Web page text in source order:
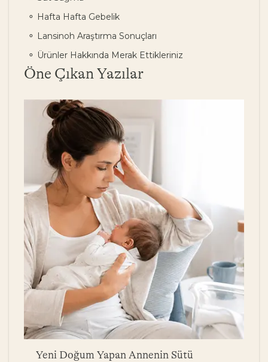
Hafta Hafta Gebelik
Lansinoh Araştırma Sonuçları
Ürünler Hakkında Merak Ettikleriniz
Öne Çıkan Yazılar
Yeni Doğum Yapan Annenin Sütü